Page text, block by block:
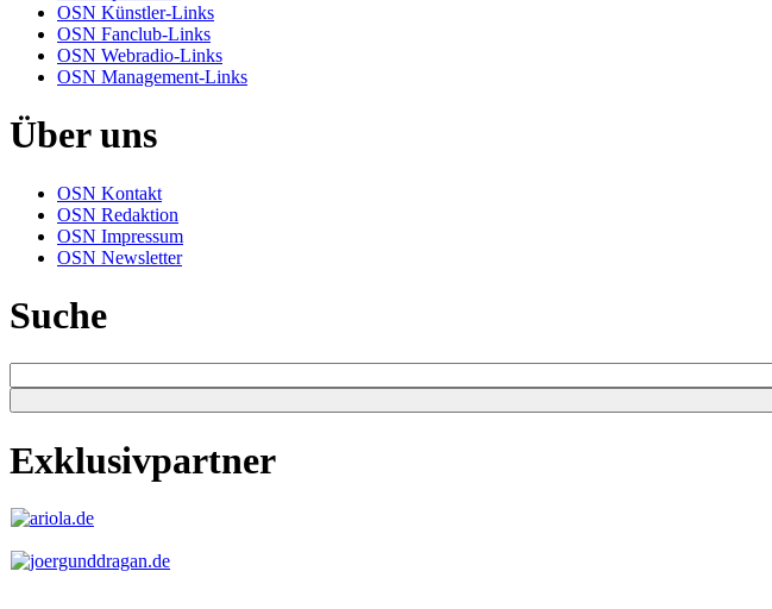
OSN Künstler-Links
OSN Fanclub-Links
OSN Webradio-Links
OSN Management-Links
Über uns
OSN Kontakt
OSN Redaktion
OSN Impressum
OSN Newsletter
Suche
Exklusivpartner